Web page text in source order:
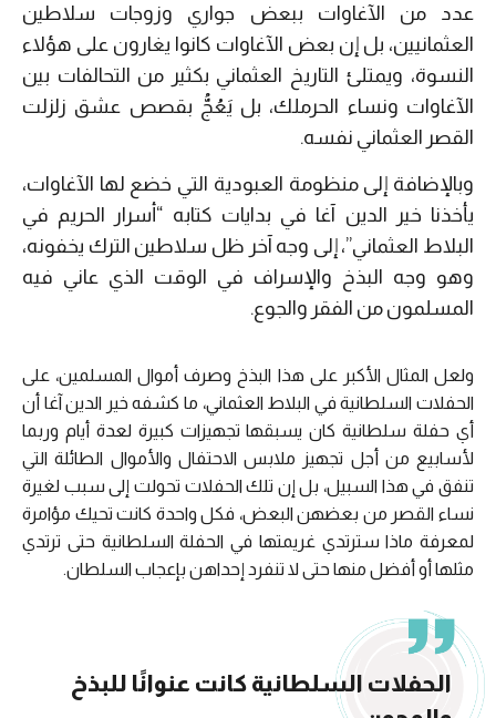
عدد من الآغاوات ببعض جواري وزوجات سلاطين
العثمانيين، بل إن بعض الآغاوات كانوا يغارون على هؤلاء
النسوة، ويمتلئ التاريخ العثماني بكثير من التحالفات بين
الآغاوات ونساء الحرملك، بل يَعُجُّ بقصص عشق زلزلت
القصر العثماني نفسه.
وبالإضافة إلى منظومة العبودية التي خضع لها الآغاوات،
يأخذنا خير الدين آغا في بدايات كتابه “أسرار الحريم في
البلاط العثماني”، إلى وجه آخر ظل سلاطين الترك يخفونه،
وهو وجه البذخ والإسراف في الوقت الذي عاني فيه
المسلمون من الفقر والجوع.
ولعل المثال الأكبر على هذا البذخ وصرف أموال المسلمين، على
الحفلات السلطانية في البلاط العثماني، ما كشفه خير الدين آغا أن
أي حفلة سلطانية كان يسبقها تجهيزات كبيرة لعدة أيام وربما
لأسابيع من أجل تجهيز ملابس الاحتفال والأموال الطائلة التي
تنفق في هذا السبيل، بل إن تلك الحفلات تحولت إلى سبب لغيرة
نساء القصر من بعضهن البعض، فكل واحدة كانت تحيك مؤامرة
لمعرفة ماذا سترتدي غريمتها في الحفلة السلطانية حتى ترتدي
مثلها أو أفضل منها حتى لا تنفرد إحداهن بإعجاب السلطان.
الحفلات السلطانية كانت عنوانًا للبذخ